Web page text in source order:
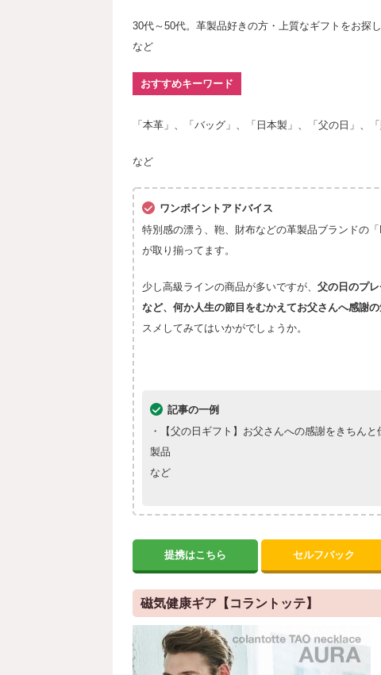
30代～50代。革製品好きの方・上質なギフトをお探
など
おすすめキーワード
「本革」、「バッグ」、「日本製」、「父の日」、「
など
ワンポイントアドバイス
特別感の漂う、鞄、財布などの革製品ブランドの
が取り揃ってます。
少し高級ラインの商品が多いですが、 父の日のプ
など、何か人生の節目をむかえてお父さんへ感謝
スメしてみてはいかがでしょうか。
記事の一例
・【父の日ギフト】お父さんへの感謝をきちん
製品
など
提携はこちら セルフバック
磁気健康ギア【コラントッテ】